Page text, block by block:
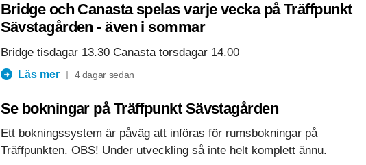
Bridge och Canasta spelas varje vecka på Träffpunkt
Sävstagården - även i sommar
Bridge tisdagar 13.30 Canasta torsdagar 14.00
Läs mer 4 dagar sedan
Se bokningar på Träffpunkt Sävstagården
Ett bokningssystem är påväg att införas för rumsbokningar på
Träffpunkten. OBS! Under utveckling så inte helt komplett ännu.